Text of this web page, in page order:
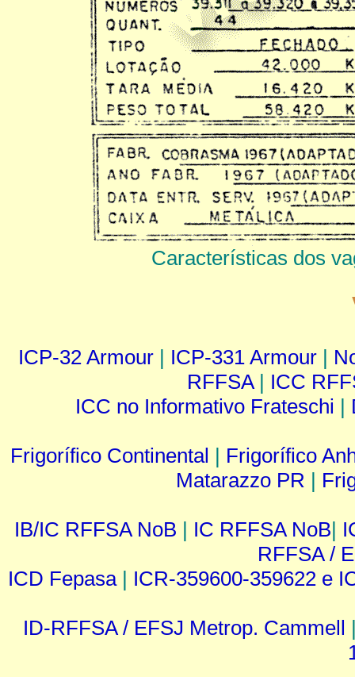
Características dos
ICP-32 Armour | ICP-331 Armour |
RFFSA| ICC
ICC no Informativo Frateschi |
Frigorífico Continental | Frigorífico
Matarazzo PR |
IB/IC RFFSA NoB | IC RFFSA NoB|
RFFSA /
ICD Fepasa| ICR-359600-359622 e
ID-RFFSA / EFSJ Metrop. Cammell